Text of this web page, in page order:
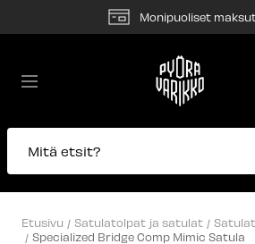
Monipuoliset
Navigaatio
Pyörävarikko
Mitä etsit?
Etusivu Satulatolpat ja satulat
Satulat
Specialized Bridge Comp Mimic Satula